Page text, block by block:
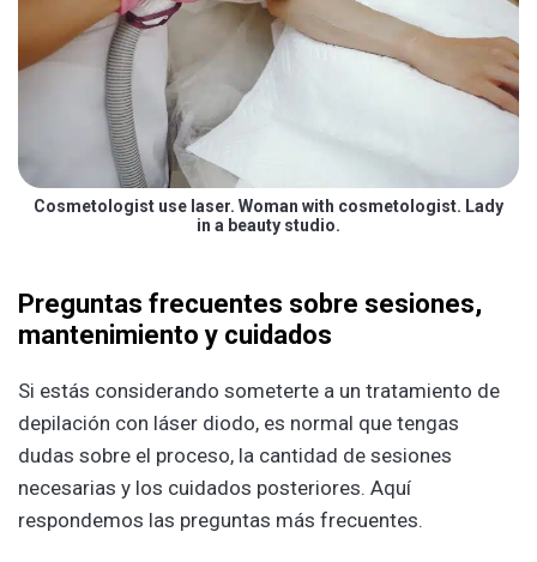
Cosmetologist use laser. Woman with cosmetologist. Lady
in a beauty studio.
Preguntas frecuentes sobre sesiones,
mantenimiento y cuidados
Si estás considerando someterte a un tratamiento de
depilación con láser diodo, es normal que tengas
dudas sobre el proceso, la cantidad de sesiones
necesarias y los cuidados posteriores. Aquí
respondemos las preguntas más frecuentes.